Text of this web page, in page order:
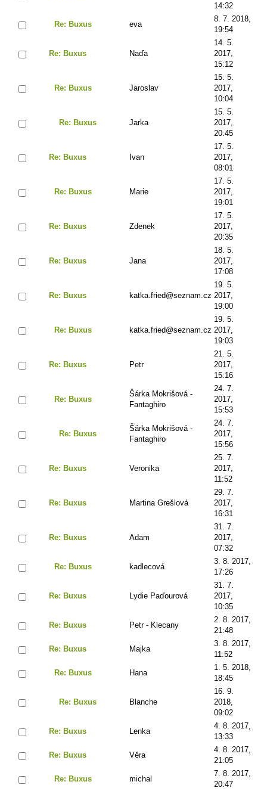
14:32
Re: Buxus eva
8. 7. 2018,
19:54
Re: Buxus Naďa
14. 5.
2017,
15:12
Re: Buxus Jaroslav
15. 5.
2017,
10:04
Re: Buxus Jarka
15. 5.
2017,
20:45
Re: Buxus Ivan
17. 5.
2017,
08:01
Re: Buxus Marie
17. 5.
2017,
19:01
Re: Buxus Zdenek
17. 5.
2017,
20:35
Re: Buxus Jana
18. 5.
2017,
17:08
Re: Buxus katka.fried@seznam.cz
19. 5.
2017,
19:00
Re: Buxus katka.fried@seznam.cz
19. 5.
2017,
19:03
Re: Buxus Petr
21. 5.
2017,
15:16
Re: Buxus
Šárka Mokrišová -
Fantaghiro
24. 7.
2017,
15:53
Re: Buxus
Šárka Mokrišová -
Fantaghiro
24. 7.
2017,
15:56
Re: Buxus Veronika
25. 7.
2017,
11:52
Re: Buxus Martina Grešlová
29. 7.
2017,
16:31
Re: Buxus Adam
31. 7.
2017,
07:32
Re: Buxus kadlecová
3. 8. 2017,
17:26
Re: Buxus Lydie Paďourová
31. 7.
2017,
10:35
Re: Buxus Petr - Klecany
2. 8. 2017,
21:48
Re: Buxus Majka
3. 8. 2017,
11:52
Re: Buxus Hana
1. 5. 2018,
18:45
Re: Buxus Blanche
16. 9.
2018,
09:02
Re: Buxus Lenka
4. 8. 2017,
13:33
Re: Buxus Věra
4. 8. 2017,
21:05
Re: Buxus michal
7. 8. 2017,
20:47